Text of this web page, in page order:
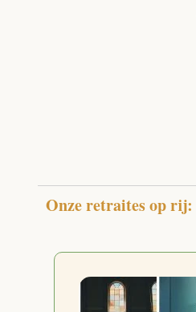
Onze retraites op rij: